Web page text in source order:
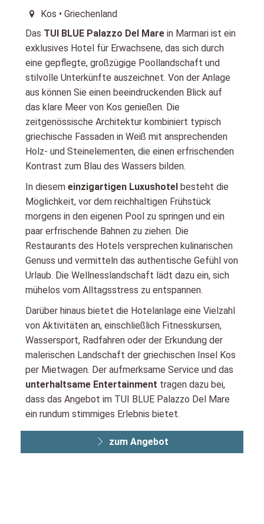
Kos • Griechenland
Das TUI BLUE Palazzo Del Mare in Marmari ist ein
exklusives Hotel für Erwachsene, das sich durch
eine gepflegte, großzügige Poollandschaft und
stilvolle Unterkünfte auszeichnet. Von der Anlage
aus können Sie einen beeindruckenden Blick auf
das klare Meer von Kos genießen. Die
zeitgenössische Architektur kombiniert typisch
griechische Fassaden in Weiß mit ansprechenden
Holz- und Steinelementen, die einen erfrischenden
Kontrast zum Blau des Wassers bilden.
In diesem einzigartigen Luxushotel besteht die
Möglichkeit, vor dem reichhaltigen Frühstück
morgens in den eigenen Pool zu springen und ein
paar erfrischende Bahnen zu ziehen. Die
Restaurants des Hotels versprechen kulinarischen
Genuss und vermitteln das authentische Gefühl von
Urlaub. Die Wellnesslandschaft lädt dazu ein, sich
mühelos vom Alltagsstress zu entspannen.
Darüber hinaus bietet die Hotelanlage eine Vielzahl
von Aktivitäten an, einschließlich Fitnesskursen,
Wassersport, Radfahren oder der Erkundung der
malerischen Landschaft der griechischen Insel Kos
per Mietwagen. Der aufmerksame Service und das
unterhaltsame Entertainment tragen dazu bei,
dass das Angebot im TUI BLUE Palazzo Del Mare
ein rundum stimmiges Erlebnis bietet.
zum Angebot